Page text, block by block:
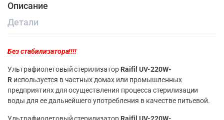
Описание
Детали
Без стабилизатора!!!!
Ультрафиолетовый стерилизатор Raifil UV-220W-
Rиспользуется в частных домах или промышленных
предприятиях для осуществления процесса стерилизации
воды для ее дальнейшего употребления в качестве питьевой.